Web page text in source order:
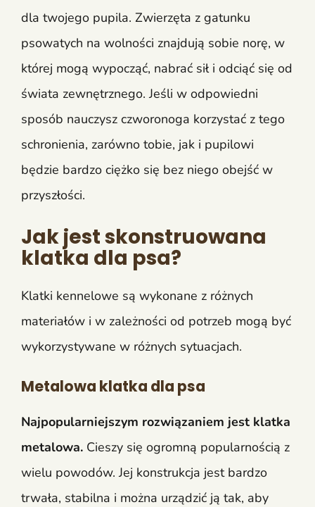
dla twojego pupila. Zwierzęta z gatunku
psowatych na wolności znajdują sobie norę, w
której mogą wypocząć, nabrać sił i odciąć się od
świata zewnętrznego. Jeśli w odpowiedni
sposób nauczysz czworonoga korzystać z tego
schronienia, zarówno tobie, jak i pupilowi
będzie bardzo ciężko się bez niego obejść w
przyszłości.
Jak jest skonstruowana
klatka dla psa?
Klatki kennelowe są wykonane z różnych
materiałów i w zależności od potrzeb mogą być
wykorzystywane w różnych sytuacjach.
Metalowa klatka dla psa
Najpopularniejszym rozwiązaniem jest klatka
metalowa. Cieszy się ogromną popularnością z
wielu powodów. Jej konstrukcja jest bardzo
trwała, stabilna i można urządzić ją tak, aby